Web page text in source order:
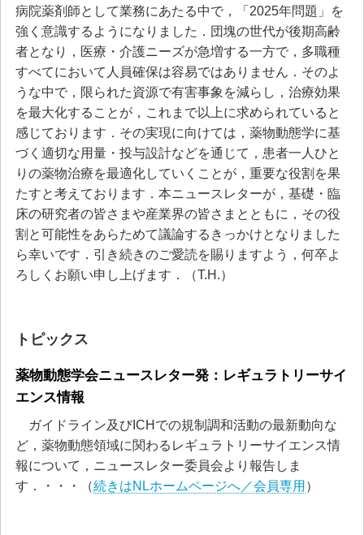
病院薬剤師として業務にあたる中で，「2025年問題」を
強く意識するようになりました．団塊の世代が後期高齢
者となり，医療・介護ニーズが急増する一方で，多職種
すべてにおいて人員確保は容易ではありません．そのよ
うな中で，限られた資源で有害事象を減らし，治療効果
を最大化することが，これまで以上に求められていると
感じております．その実現に向けては，薬物動態学に基
づく適切な用量・投与設計などを通じて，患者一人ひと
りの薬物治療を最適化していくことが，重要な役割を果
たすと考えております．本ニュースレターが，基礎・臨
床の研究者の皆さまや産業界の皆さまとともに，その役
割と可能性をあらためて議論するきっかけとなりました
ら幸いです．引き続きのご愛読を賜りますよう，何卒よ
ろしくお願い申し上げます．（T.H.）
トピックス
薬物動態学会ニュースレター発：レギュラトリーサイ
エンス情報
ガイドライン及びICHでの規制調和活動の最新動向な
ど，薬物動態領域に関わるレギュラトリーサイエンス情
報について，ニュースレター委員会より報告しま
す．・・・（続きはNLホームページへ／会員専用 ）